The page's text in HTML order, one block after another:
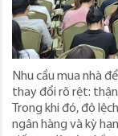
Nhu cầu mua nhà
thay đổi rõ rệt:
Trong khi đó, độ
ngân hàng và kỳ